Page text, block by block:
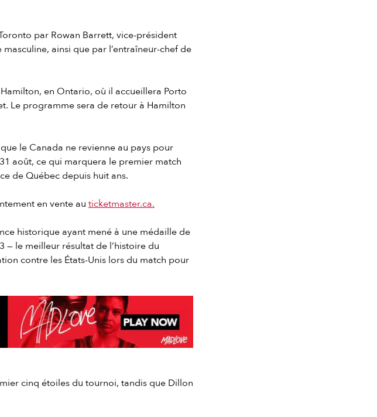
par Rowan Barrett, vice-président
ainsi que par l’entraîneur-chef de
en Ontario, où il accueillera Porto
Le programme sera de retour à Hamilton
le Canada ne revienne au pays pour
août, ce qui marquera le premier match
de Québec depuis huit ans.
en vente au ticketmaster.ca.
historique ayant mené à une médaille de
— le meilleur résultat de l’histoire du
contre les États-Unis lors du match pour
cinq étoiles du tournoi, tandis que Dillon